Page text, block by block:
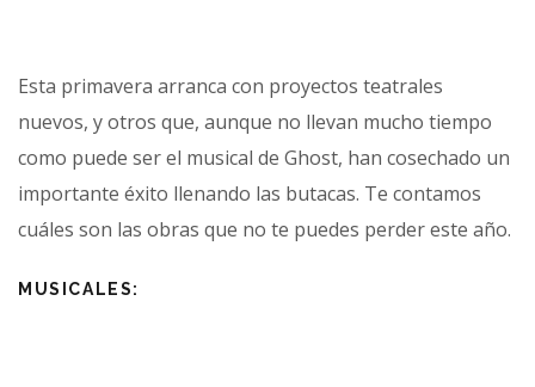
Esta primavera arranca con proyectos teatrales
nuevos, y otros que, aunque no llevan mucho tiempo
como puede ser el musical de Ghost, han cosechado un
importante éxito llenando las butacas. Te contamos
cuáles son las obras que no te puedes perder este año.
MUSICALES: